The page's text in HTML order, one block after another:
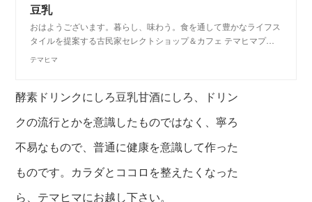
豆乳
おはようございます。暮らし、味わう。食を通して豊かなライフス
タイルを提案する古民家セレクトショップ＆カフェ テマヒマプ…
テマヒマ
酵素ドリンクにしろ豆乳甘酒にしろ、ドリン
クの流行とかを意識したものではなく、寧ろ
不易なもので、普通に健康を意識して作った
ものです。カラダとココロを整えたくなった
ら、テマヒマにお越し下さい。